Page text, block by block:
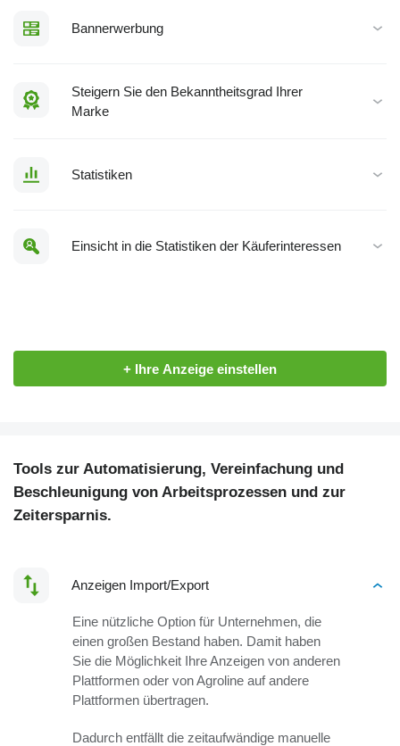
Bannerwerbung
Steigern Sie den Bekanntheitsgrad Ihrer
Marke
Statistiken
Einsicht in die Statistiken der Käuferinteressen
+ Ihre Anzeige einstellen
Tools zur Automatisierung, Vereinfachung und
Beschleunigung von Arbeitsprozessen und zur
Zeitersparnis.
Anzeigen Import/Export
Eine nützliche Option für Unternehmen, die
einen großen Bestand haben. Damit haben
Sie die Möglichkeit Ihre Anzeigen von anderen
Plattformen oder von Agroline auf andere
Plattformen übertragen.
Dadurch entfällt die zeitaufwändige manuelle